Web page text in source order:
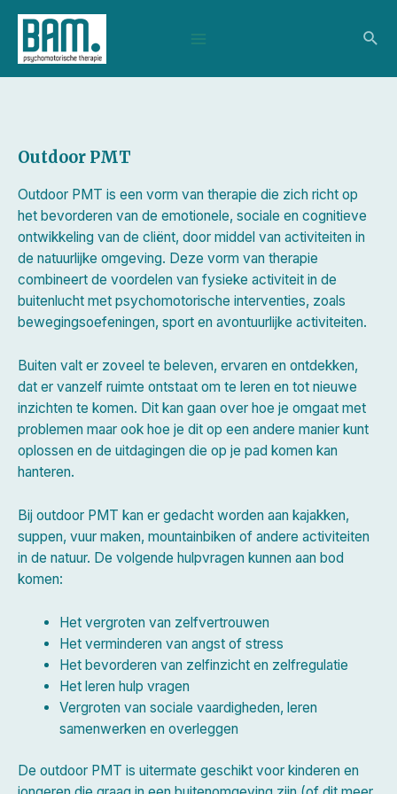
inhoud
Outdoor PMT
Outdoor PMT is een vorm van therapie die zich richt op
het bevorderen van de emotionele, sociale en cognitieve
ontwikkeling van de cliënt, door middel van activiteiten in
de natuurlijke omgeving. Deze vorm van therapie
combineert de voordelen van fysieke activiteit in de
buitenlucht met psychomotorische interventies, zoals
bewegingsoefeningen, sport en avontuurlijke activiteiten.
Buiten valt er zoveel te beleven, ervaren en ontdekken,
dat er vanzelf ruimte ontstaat om te leren en tot nieuwe
inzichten te komen. Dit kan gaan over hoe je omgaat met
problemen maar ook hoe je dit op een andere manier kunt
oplossen en de uitdagingen die op je pad komen kan
hanteren.
Bij outdoor PMT kan er gedacht worden aan kajakken,
suppen, vuur maken, mountainbiken of andere activiteiten
in de natuur. De volgende hulpvragen kunnen aan bod
komen:
Het vergroten van zelfvertrouwen
Het verminderen van angst of stress
Het bevorderen van zelfinzicht en zelfregulatie
Het leren hulp vragen
Vergroten van sociale vaardigheden, leren
samenwerken en overleggen
De outdoor PMT is uitermate geschikt voor kinderen en